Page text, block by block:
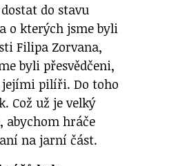
do stavu
o kterých jsme byli
Filipa Zorvana,
byli přesvědčeni,
jejími pilíři. Do toho
Což už je velký
abychom hráče
na jarní část.